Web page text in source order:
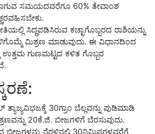
ಸಮಯದವರೆಗೂ 60% ತೇವಾಂಶ
ಸಿದ್ಧಪಡಿಸಿರುವ ಕಚ್ಛಾಗೊಬ್ಬರದ ರಾಶಿಯನ್ನು
ಮಿಶ್ರಣ ಮಾಡುವುದು. ಈ ವಿಧಾನದಿಂದ
ಉತ್ತಮ ಗುಣಮಟ್ಟದ ಕಳಿತ ಗೊಬ್ಬರ
30ಗ್ರಾಂ ಬೆಲ್ಲವನ್ನು ಪುಡಿಮಾಡಿ
20ಕೆ.ಜಿ. ಬೀಜಗಳಿಗೆ ಬೆರಸುವುದು.
ನೆರಳಿನಲ್ಲಿ 30ನಿಮಿಷಗಳವರೆಗೆ